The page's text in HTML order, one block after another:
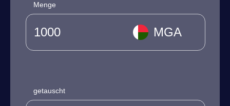
Menge
MGA
getauscht